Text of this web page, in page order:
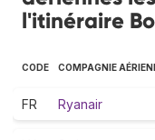
l'itinéraire
CODE COMPAGNIE
FR Ryanair